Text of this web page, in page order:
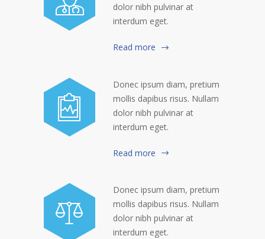
dolor nibh pulvinar at
interdum eget.
Read more
Donec ipsum diam, pretium
mollis dapibus risus. Nullam
dolor nibh pulvinar at
interdum eget.
Read more
Donec ipsum diam, pretium
mollis dapibus risus. Nullam
dolor nibh pulvinar at
interdum eget.